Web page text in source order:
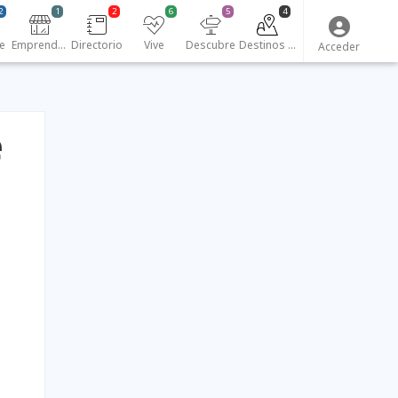
Emprendedores
1
Directorio
2
Vive
6
Descubre
5
Destinos turísticos
4
Acceder